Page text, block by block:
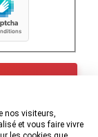
sont
Tourisme de la
en charge
nos visiteurs,
et vous faire vivre